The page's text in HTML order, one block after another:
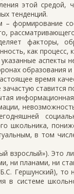
этой средой,
тенденций.
– формирование
факторы,
как процесс,
аспекты
образования
время
ставится
школьника,
в том
взрослый»). Это
ни планами, ни
Гершунский),
в системе